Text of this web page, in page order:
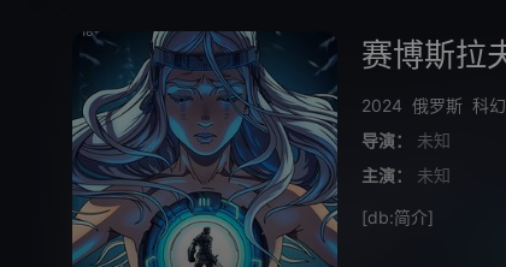
赛博斯拉
2024 俄罗斯 科幻
导演：
未知
主演：
未知
[db:简介]